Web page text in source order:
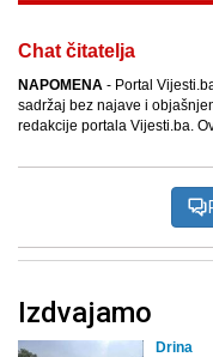
Chat čitatelja
NAPOMENA - Portal
sadržaj bez najave i
redakcije portala Vijesti.ba.
Izdvajamo
Drina